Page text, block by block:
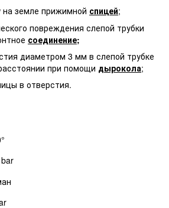
на земле прижимной спицей;
повреждения слепой трубки
соединение;
диаметром 3 мм в слепой трубке
при помощи дырокола;
в отверстия.